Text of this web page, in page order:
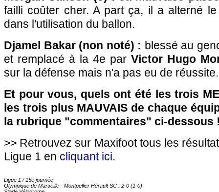
failli coûter cher. A part ça, il a alterné
dans l'utilisation du ballon.
Djamel Bakar (non noté) : blessé au
et remplacé à la 4e par Victor Hugo
sur la défense mais n'a pas eu de réussite.
Et pour vous, quels ont été les trois
les trois plus MAUVAIS de chaque
la rubrique "commentaires" ci-dessous
>> Retrouvez sur Maxifoot tous les
Ligue 1 en cliquant ici.
Ligue 1 / 15e journée
Olympique de Marseille - Montpellier Hérault SC : 2-0 (1-0)